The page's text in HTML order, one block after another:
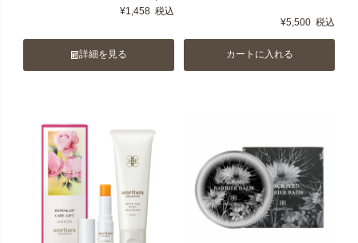
¥1,458 税込
詳細を見る
¥5,500 税込
カートに入れる